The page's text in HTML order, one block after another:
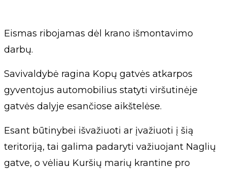
Eismas ribojamas dėl krano išmontavimo
darbų.
Savivaldybė ragina Kopų gatvės atkarpos
gyventojus automobilius statyti viršutinėje
gatvės dalyje esančiose aikštelėse.
Esant būtinybei išvažiuoti ar įvažiuoti į šią
teritoriją, tai galima padaryti važiuojant Naglių
gatve, o vėliau Kuršių marių krantine pro